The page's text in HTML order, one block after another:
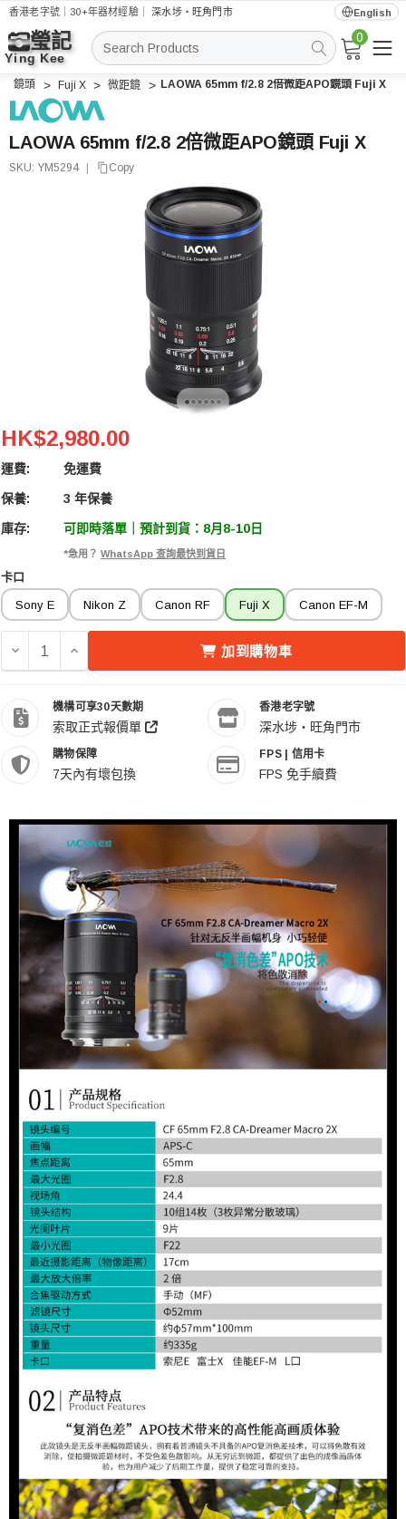
香港老字號｜30+年器材經驗｜深水埗・旺角門市 English
搜
0
鏡頭 Fuji X 微距鏡 LAOWA 65mm f/2.8 2倍微距APO鏡頭 Fuji X
LAOWA 65mm f/2.8 2倍微距APO鏡頭 Fuji X
SKU: YM5294 Copy
LAOWA 65mm F/2.8 2倍微距APO鏡頭 Fuji X
HK$2,980.00
運費: 免運費
保養: 3 年保養
庫存: 可即時落單｜預計到貨：8月8-10日
*急用？ WhatsApp 查詢最快到貨日
卡口
Sony E Nikon Z Canon RF Fuji X Canon EF-M
減少 LAOWA 65MM F/2.8 2倍微距APO鏡頭 FUJI X 的數量
增加 LAOWA 65MM F/2.8 2倍微距APO鏡頭 FUJI X
加到購物車
機構可享30天數期
索取正式報價單
香港老字號
深水埗・旺角門市
購物保障
7天內有壞包換
FPS | 信用卡
FPS 免手續費